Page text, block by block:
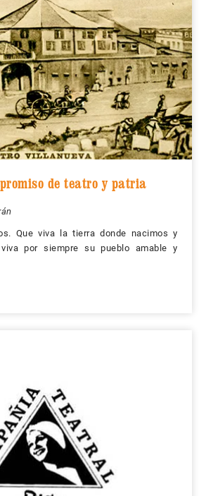
de teatro y patria
Que viva la tierra donde nacimos y
por siempre su pueblo amable y